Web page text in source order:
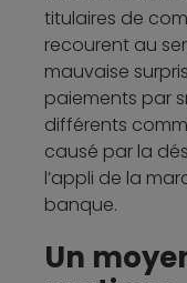
titulaires de
recourent au
mauvaise
paiements par
différents
causé par la
l’appli de la
banque.
Un